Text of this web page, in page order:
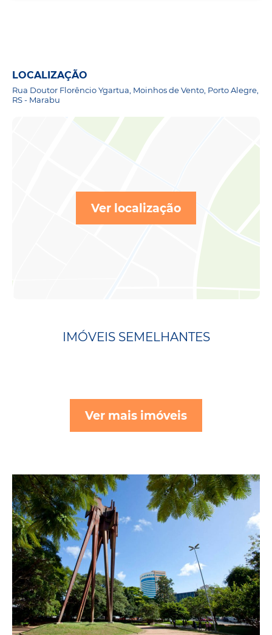
LOCALIZAÇÃO
Rua Doutor Florêncio Ygartua, Moinhos de Vento, Porto Alegre,
RS - Marabu
Ver localização
IMÓVEIS SEMELHANTES
Ver mais imóveis